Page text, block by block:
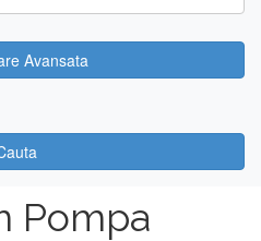
Avansata
Pompa